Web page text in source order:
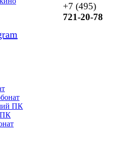
+7 (495)
721-20-78
ПК